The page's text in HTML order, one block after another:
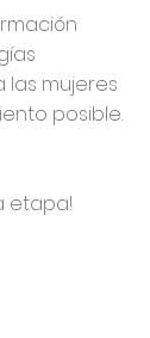
las mujeres
posible.
etapa!